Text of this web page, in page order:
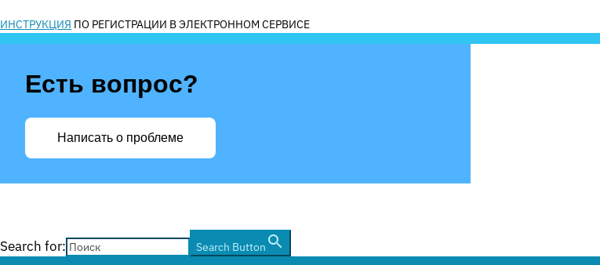
ИНСТРУКЦИЯ ПО РЕГИСТРАЦИИ В ЭЛЕКТРОННОМ СЕРВИСЕ
Есть вопрос?
Написать о проблеме
Search for: Search Button